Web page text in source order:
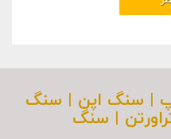
| سنگ اپن | سنگ
| سنگ